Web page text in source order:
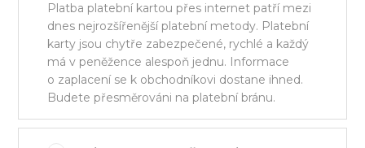
Platba platební kartou přes internet patří mezi
dnes nejrozšířenější platební metody. Platební
karty jsou chytře zabezpečené, rychlé a každý
má v peněžence alespoň jednu. Informace
o zaplacení se k obchodníkovi dostane ihned.
Budete přesměrováni na platební bránu.